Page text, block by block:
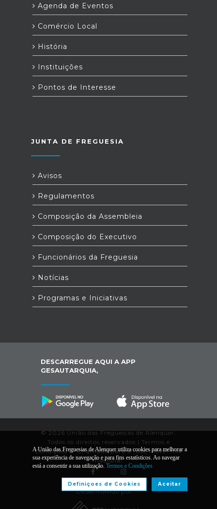
Agenda de Eventos
Comércio Local
História
Instituições
Pontos de Interesse
JUNTA DE FREGUESIA
Avisos
Regulamentos
Composição da Assembleia
Composição do Executivo
Funcionários da Freguesia
Notícias
Programas e Iniciativas
DESCARREGUE AQUI A APP
GESAUTARQUIA,
© 2026 União das Freguesias de Alenquer.
Todos os direitos reservados | Termos e
Condições|*Chamada para a rede/móvel fixa
nacional
Desenvolvido por:
A União das Freguesias de Alenquer utiliza cookies para melhorar a
sua experiência de navegação e para fins estatísticos. Ao navegar
está a consentir a sua utilização. Termos e Condições
Aceitar
Definiçoes de Cookies